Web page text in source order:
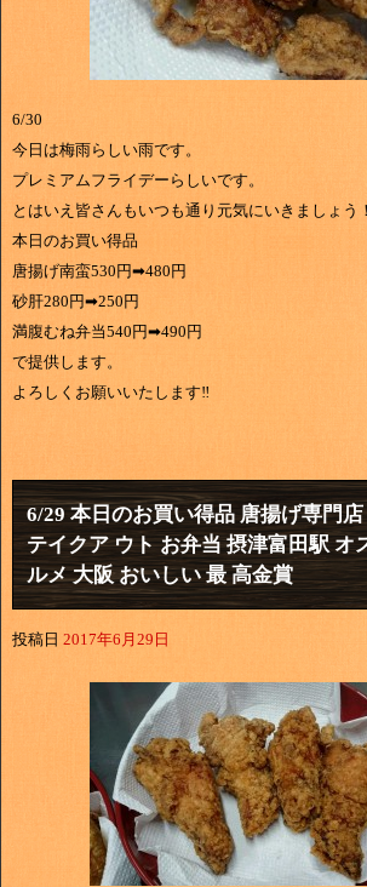
6/30
今日は梅雨らしい雨です。
プレミアムフライデーらしいです。
とはいえ皆さんもいつも通り元気にいきましょう！
本日のお買い得品
唐揚げ南蛮530円➡480円
砂肝280円➡250円
満腹むね弁当540円➡490円
で提供します。
よろしくお願いいたします‼
6/29 本日のお買い得品 唐揚げ専門
テイクア ウト お弁当 摂津富田駅 オ
ルメ 大阪 おいしい 最 高金賞
投稿日 2017年6月29日